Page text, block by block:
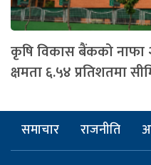
कृषि विकास बैंकको नाफा
क्षमता ६.५४ प्रतिशतमा
समाचार राजनीति